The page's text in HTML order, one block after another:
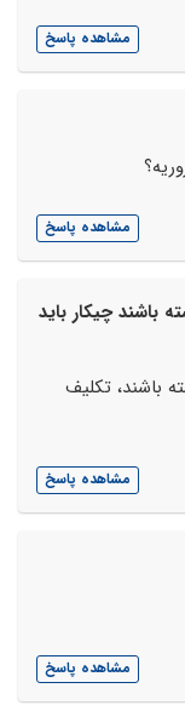
مشاهده پاسخ
مشاهده پاسخ
باشند چیکار باید
باشند، تکلیف
مشاهده پاسخ
مشاهده پاسخ